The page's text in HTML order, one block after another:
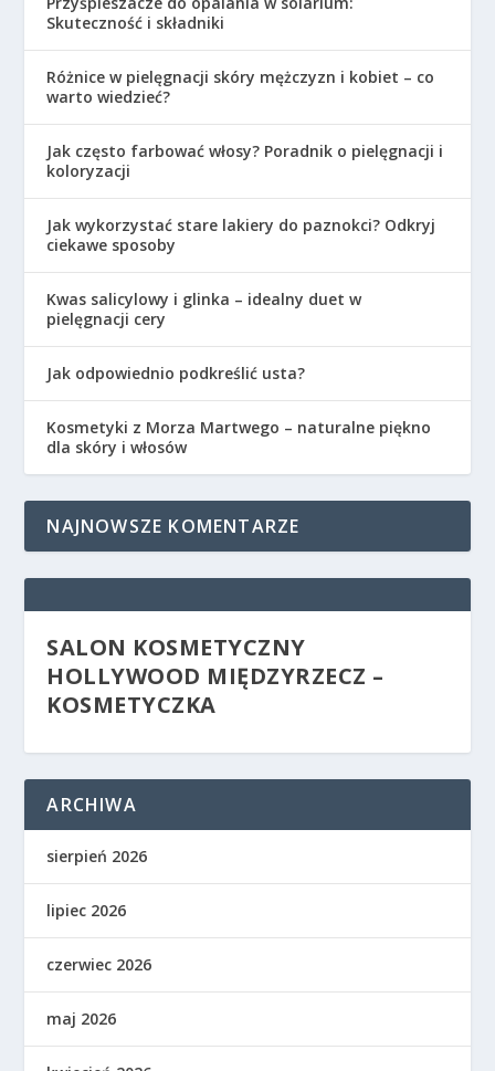
Skuteczność i składniki
Różnice w pielęgnacji skóry mężczyzn i kobiet – co
warto wiedzieć?
Jak często farbować włosy? Poradnik o pielęgnacji i
koloryzacji
Jak wykorzystać stare lakiery do paznokci? Odkryj
ciekawe sposoby
Kwas salicylowy i glinka – idealny duet w
pielęgnacji cery
Jak odpowiednio podkreślić usta?
Kosmetyki z Morza Martwego – naturalne piękno
dla skóry i włosów
NAJNOWSZE KOMENTARZE
SALON KOSMETYCZNY
HOLLYWOOD MIĘDZYRZECZ –
KOSMETYCZKA
ARCHIWA
sierpień 2026
lipiec 2026
czerwiec 2026
maj 2026